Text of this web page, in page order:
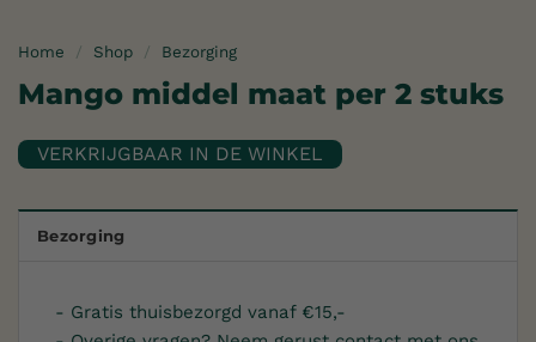
Home / Shop / Bezorging
Mango middel maat per 2 stuks
Bezorging
- Gratis thuisbezorgd vanaf €15,-